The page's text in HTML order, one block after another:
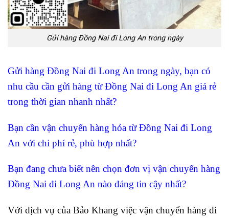
Gửi hàng Đồng Nai đi Long An trong ngày
Gửi hàng Đồng Nai đi Long An trong ngày, bạn có
nhu cầu cần gửi hàng từ Đồng Nai đi Long An giá rẻ
trong thời gian nhanh nhất?
Bạn cần vận chuyển hàng hóa từ Đồng Nai đi Long
An với chi phí rẻ, phù hợp nhất?
Bạn đang chưa biết nên chọn đơn vị vận chuyển hàng
Đồng Nai đi Long An nào đáng tin cậy nhất?
Với dịch vụ của Bảo Khang việc vận chuyển hàng đi